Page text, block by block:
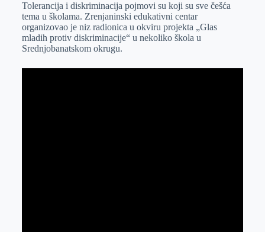
e
r
I
n
s
A
p
a
i
l
Tolerancija i diskriminacija pojmovi su koji su sve češća
tema u školama. Zrenjaninski edukativni centar
organizovao je niz radionica u okviru projekta „Glas
mladih protiv diskriminacije“ u nekoliko škola u
Srednjobanatskom okrugu.